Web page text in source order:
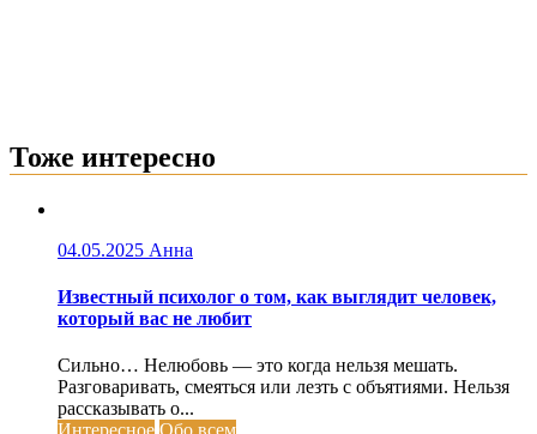
Тоже интересно
04.05.2025 Анна
Известный психолог о том, как выглядит человек,
который вас не любит
Сильно… Нелюбовь — это когда нельзя мешать.
Разговаривать, смеяться или лезть с объятиями. Нельзя
рассказывать о...